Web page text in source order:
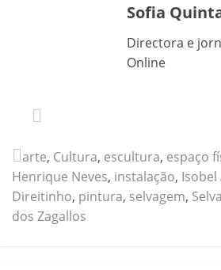
Sofia
Directora e
Online
arte, Cultura, escultura, espaço
Henrique Neves, instalação, Isobel
Direitinho, pintura, selvagem,
dos Zagallos